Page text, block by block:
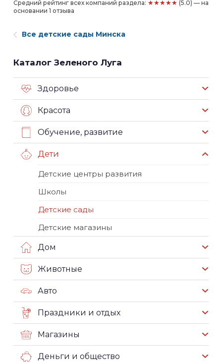
Средний рейтинг всех компаний раздела: ★★★★★ (5.0) — на
основании 1 отзыва
Все детские сады Минска
Каталог Зеленого Луга
Здоровье
Красота
Обучение, развитие
Дети
Детские центры развития
Школы
Детские сады
Детские магазины
Дом
Животные
Авто
Праздники и отдых
Магазины
Деньги и общество